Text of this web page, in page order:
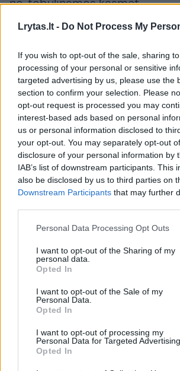
Lrytas.lt - Do Not Process My
If you wish to opt-out of the sale, sharing
processing of your personal or sensitive
targeted advertising by us, please use the
section to confirm your selection. Please
opt-out request is processed you may
interest-based ads based on personal
us or personal information disclosed to
your opt-out. You may separately opt-out
disclosure of your personal information by
IAB’s list of downstream participants. This
also be disclosed by us to third parties on
Downstream Participants that may further
Personal Data Processing Opt Outs
I want to opt-out of the Sharing of my
personal data.
Opted In
I want to opt-out of the Sale of my
Personal Data.
Opted In
I want to opt-out of processing my
Personal Data for Targeted Advertising.
Opted In
ne, tobulinamos kasmet.
sudaryta darbo grupė šiuo
kovo-birželio mėnesiais.
„Tačiau su darbo grupe nebuvo
įgaliojimams, nebebus
patvirtinimui rengiama
o darbo grupės narių
papildomų pataisų aptarimo
atmestas“, – rašoma Kultūros
pranešime.
Pasak Kultūros tarybos nario
rodo, kad bent kiek svarbesni
taisyklių pokyčiai kultūros ir
vykdytojams turi būti
prieš pusę metų.